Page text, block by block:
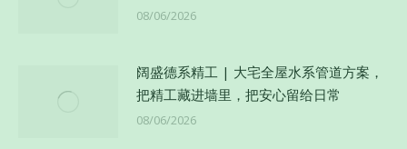
08/06/2026
阔盛德系精工 | 大宅全屋水系管道方案，
把精工藏进墙里，把安心留给日常
08/06/2026